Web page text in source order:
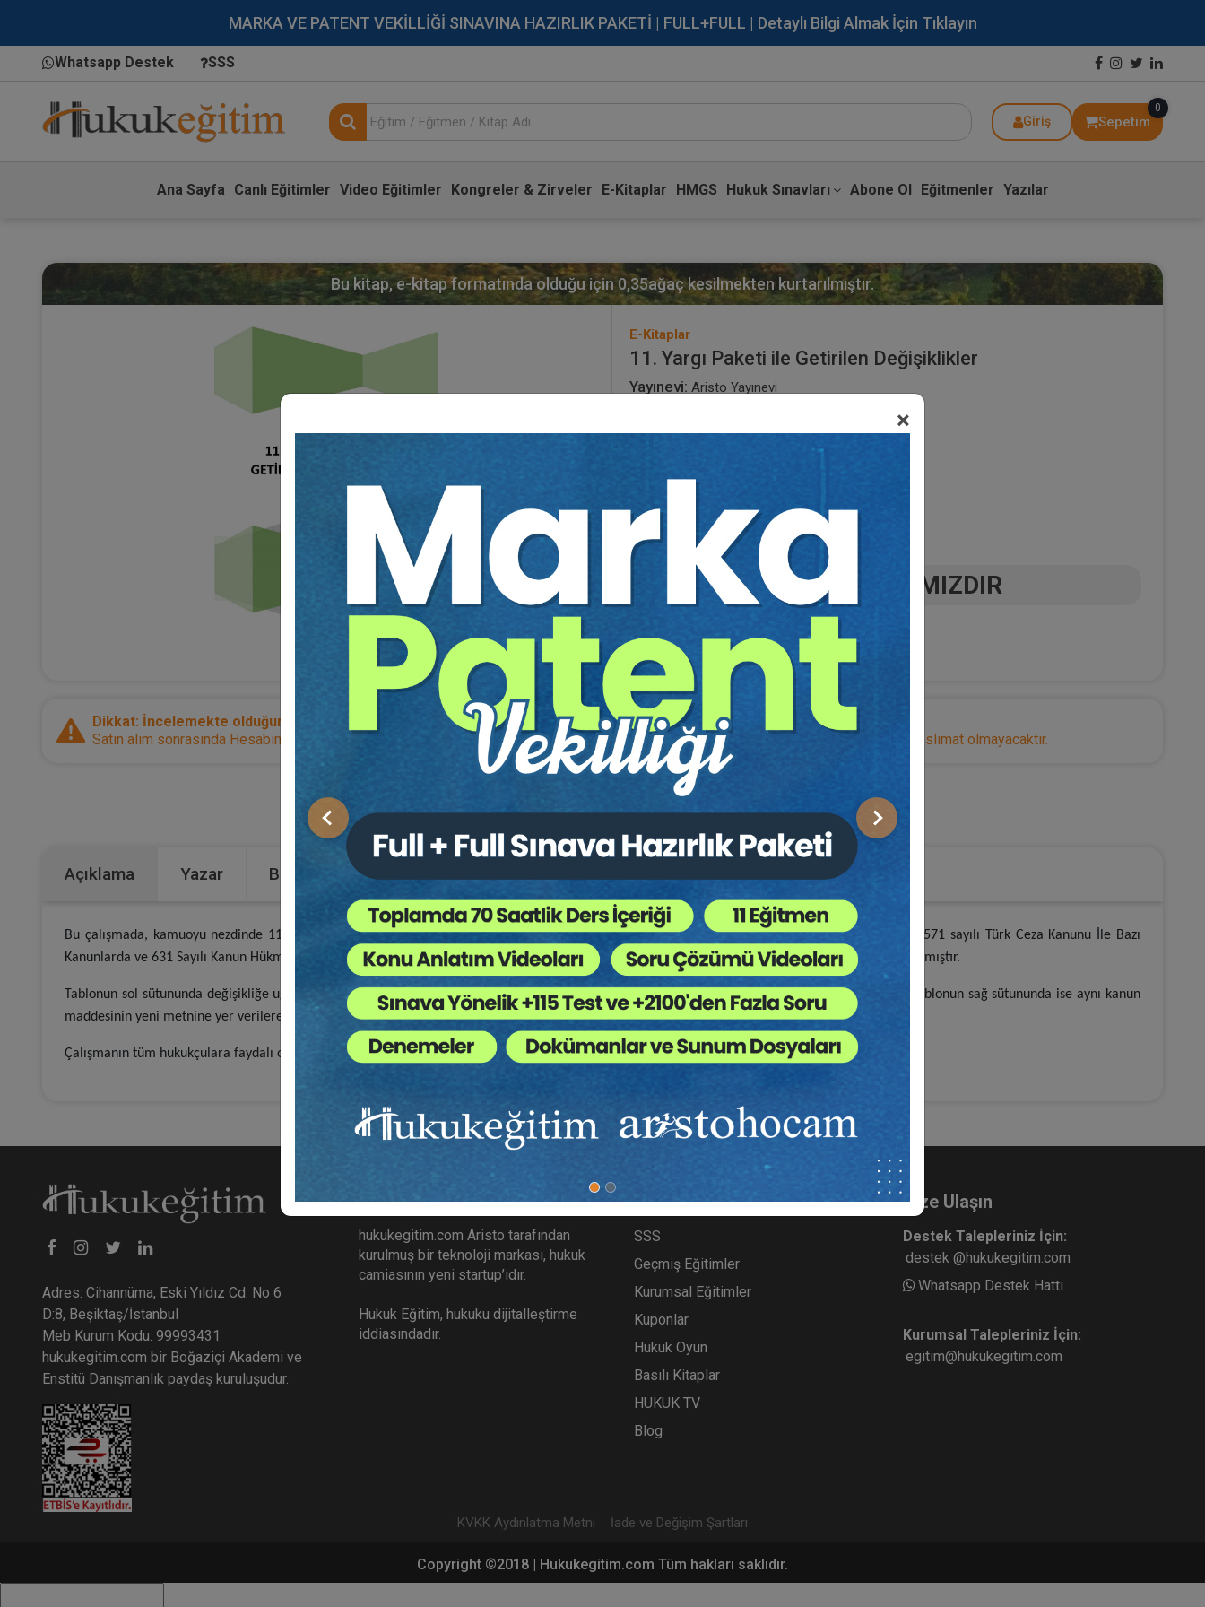
MARKA VE PATENT VEKİLLİĞİ SINAVINA HAZIRLIK PAKETİ | FULL+FULL | Detaylı Bilgi Almak İçin Tıklayın
Whatsapp Destek SSS
Giriş Sepetim
0
Ana Sayfa Canlı Eğitimler Video Eğitimler Kongreler & Zirveler E-Kitaplar HMGS Hukuk Sınavları Abone Ol Eğitmenler Yazılar
×
Önceki Sonraki
Bu kitap, e-kitap formatında olduğu için0,35ağaç kesilmekten kurtarılmıştır.
E-Kitaplar
11. Yargı Paketi ile Getirilen Değişiklikler
Yayınevi: Aristo Yayınevi
Sayfa Sayısı: 48
Baskı: 1
Basılı Olsaydı Fiyatı: 0,00
ÜCRETSİZ - ARMAĞANIMIZDIR
Sepete Ekle
Dikkat: İncelemekte olduğunuz ürün bir e-kitaptır.
Satın alım sonrasında Hesabım sayfanız üzerinden direkt olarak ulaşabilir ve cihazlarınızdan okuyabilirsiniz. Adresinize herhangi bir teslimat olmayacaktır.
Kategoriler: Bütün Hukuk Kitapları,Genel Hukuk,Ücretsizler / Armağanımızdır
Açıklama Yazar Bu Kitap İçin Kaç Ağaç Kesiliyor ?
Bu çalışmada, kamuoyu nezdinde 11. Yargı Paketi olarak bilinen, 25.12.2025 tarih/33118 sayılı Resmi Gazete’de yayınlanarak yürürlüğe giren 7571 sayılı Türk Ceza Kanunu İle Bazı
Kanunlarda ve 631 Sayılı Kanun Hükmünde Kararnamede Değişiklik Yapılmasına Dair Kanun ile getirilen değişiklikler tablo halinde sunulmaya çalışılmıştır.
Tablonun sol sütununda değişikliğe uğrayan kanun maddesinin eski metnine yer verilerek kaldırılmış olan kısımlar kırmızıile işaretlenmiş olup, tablonun sağ sütununda ise aynı kanun
maddesinin yeni metnine yer verilerek eklenmiş/değiştirilmiş olan kısımlaryeşilile işaretlenmiştir.
Çalışmanın tüm hukukçulara faydalı olması dileğiyle…
Adres: Cihannüma, Eski Yıldız Cd. No 6
D:8, Beşiktaş/İstanbul
Meb Kurum Kodu: 99993431
hukukegitim.com bir Boğaziçi Akademi ve
Enstitü Danışmanlık paydaş kuruluşudur.
Hakkımızda
hukukegitim.com Aristo tarafından
kurulmuş bir teknoloji markası, hukuk
camiasının yeni startup’ıdır.
Hukuk Eğitim, hukuku dijitalleştirme
iddiasındadır.
Diğer Menü
SSS
Geçmiş Eğitimler
Kurumsal Eğitimler
Kuponlar
Hukuk Oyun
Basılı Kitaplar
HUKUK TV
Blog
Bize Ulaşın
Destek Talepleriniz İçin:
destek @hukukegitim.com
Whatsapp Destek Hattı
Kurumsal Talepleriniz İçin:
egitim@hukukegitim.com
KVKK Aydınlatma Metni İade ve Değişim Şartları
Copyright ©2018 | Hukukegitim.com Tüm hakları saklıdır.